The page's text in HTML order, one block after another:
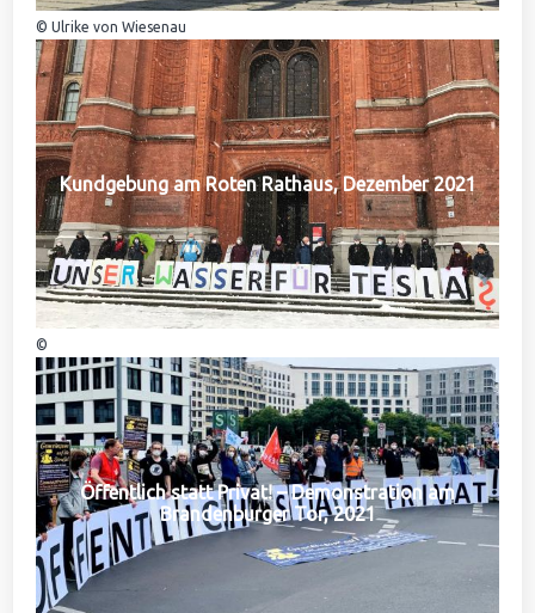
© Ulrike von Wiesenau
Kundgebung am Roten Rathaus, Dezember 2021
©
Öffentlich statt Privat! – Demonstration am
Brandenburger Tor, 2021